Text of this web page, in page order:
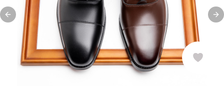
Previous slide